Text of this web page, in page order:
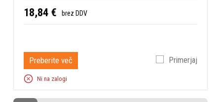
18,84 € brez DDV
Preberite več Primerjaj
Ni na zalogi